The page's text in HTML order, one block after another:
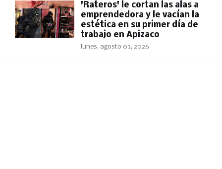
'Rateros' le cortan las alas a
emprendedora y le vacían la
estética en su primer día de
trabajo en Apizaco
lunes, agosto 03, 2026